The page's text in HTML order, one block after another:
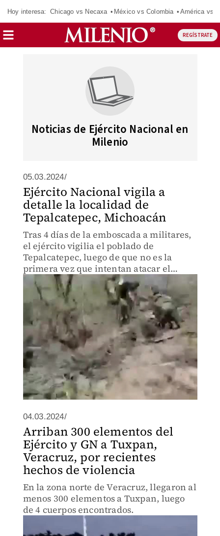
Hoy interesa: Chicago vs Necaxa México vs Colombia América vs
REGÍSTRATE
Noticias de Ejército Nacional en
Milenio
05.03.2024/
Ejército Nacional vigila a
detalle la localidad de
Tepalcatepec, Michoacán
Tras 4 días de la emboscada a militares,
el ejército vigilia el poblado de
Tepalcatepec, luego de que no es la
primera vez que intentan atacar el
municipio.
04.03.2024/
Arriban 300 elementos del
Ejército y GN a Tuxpan,
Veracruz, por recientes
hechos de violencia
En la zona norte de Veracruz, llegaron al
menos 300 elementos a Tuxpan, luego
de 4 cuerpos encontrados.